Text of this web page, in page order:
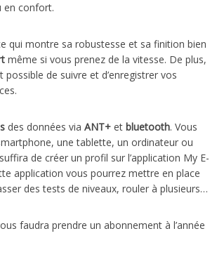
en confort.
qui montre sa robustesse et sa finition bien
même si vous prenez de la vitesse. De plus,
de suivre et d’enregistrer vos
des données via ANT+ et bluetooth. Vous
une tablette, un ordinateur ou
de créer un profil sur l’application My E-
application vous pourrez mettre en place
des tests de niveaux, rouler à plusieurs…
faudra prendre un abonnement à l’année